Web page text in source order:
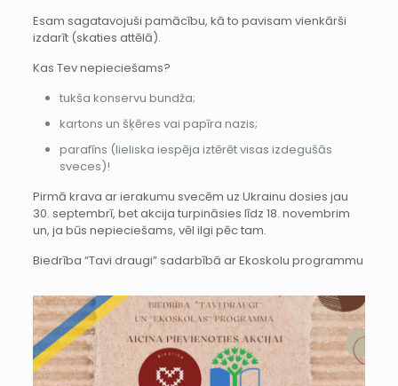
Esam sagatavojuši pamācību, kā to pavisam vienkārši
izdarīt (skaties attēlā).
Kas Tev nepieciešams?
tukša konservu bundža;
kartons un šķēres vai papīra nazis;
parafīns (lieliska iespēja iztērēt visas izdegušās
sveces)!
Pirmā krava ar ierakumu svecēm uz Ukrainu dosies jau
30. septembrī, bet akcija turpināsies līdz 18. novembrim
un, ja būs nepieciešams, vēl ilgi pēc tam.
Biedrība “Tavi draugi” sadarbībā ar Ekoskolu programmu